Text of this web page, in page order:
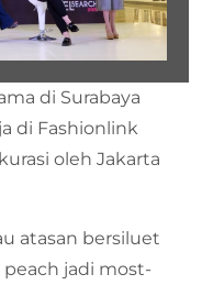
di Surabaya
di Fashionlink
oleh Jakarta
atasan bersiluet
jadi most-